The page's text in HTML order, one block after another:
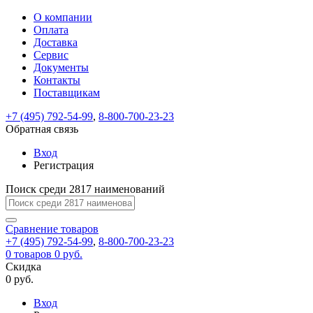
ВходРегистрация
test@example.com
отправлена
по
ней
завершения
регистрации.
Ок
Запомнить
меня
Забыли
Восстановление
пароля
Заполните
форму.
Мы
отправим
ссылку
указанный
электронный
перейдя
по
которой
вы
задать
На
вашу
почту
test@test.ru
ссылка.
Перейдите
по
для
смены
пароля.
Введите
новый
пароль
Сменить
Пароль
успешно
восстановлен
Обратная
связь
Сообщение
пользовательского
сообщение
успешно
отправлено.
О компании
Оплата
Доставка
Сервис
Документы
Контакты
Поставщикам
+7 (495) 792-54-99, 8-800-700-23-23
Обратная связь
Вход
Регистрация
Поиск среди 2817 наименований
Сравнение товаров
+7 (495) 792-54-99, 8-800-700-23-23
0 товаров 0 руб.
Скидка
0 руб.
Вход